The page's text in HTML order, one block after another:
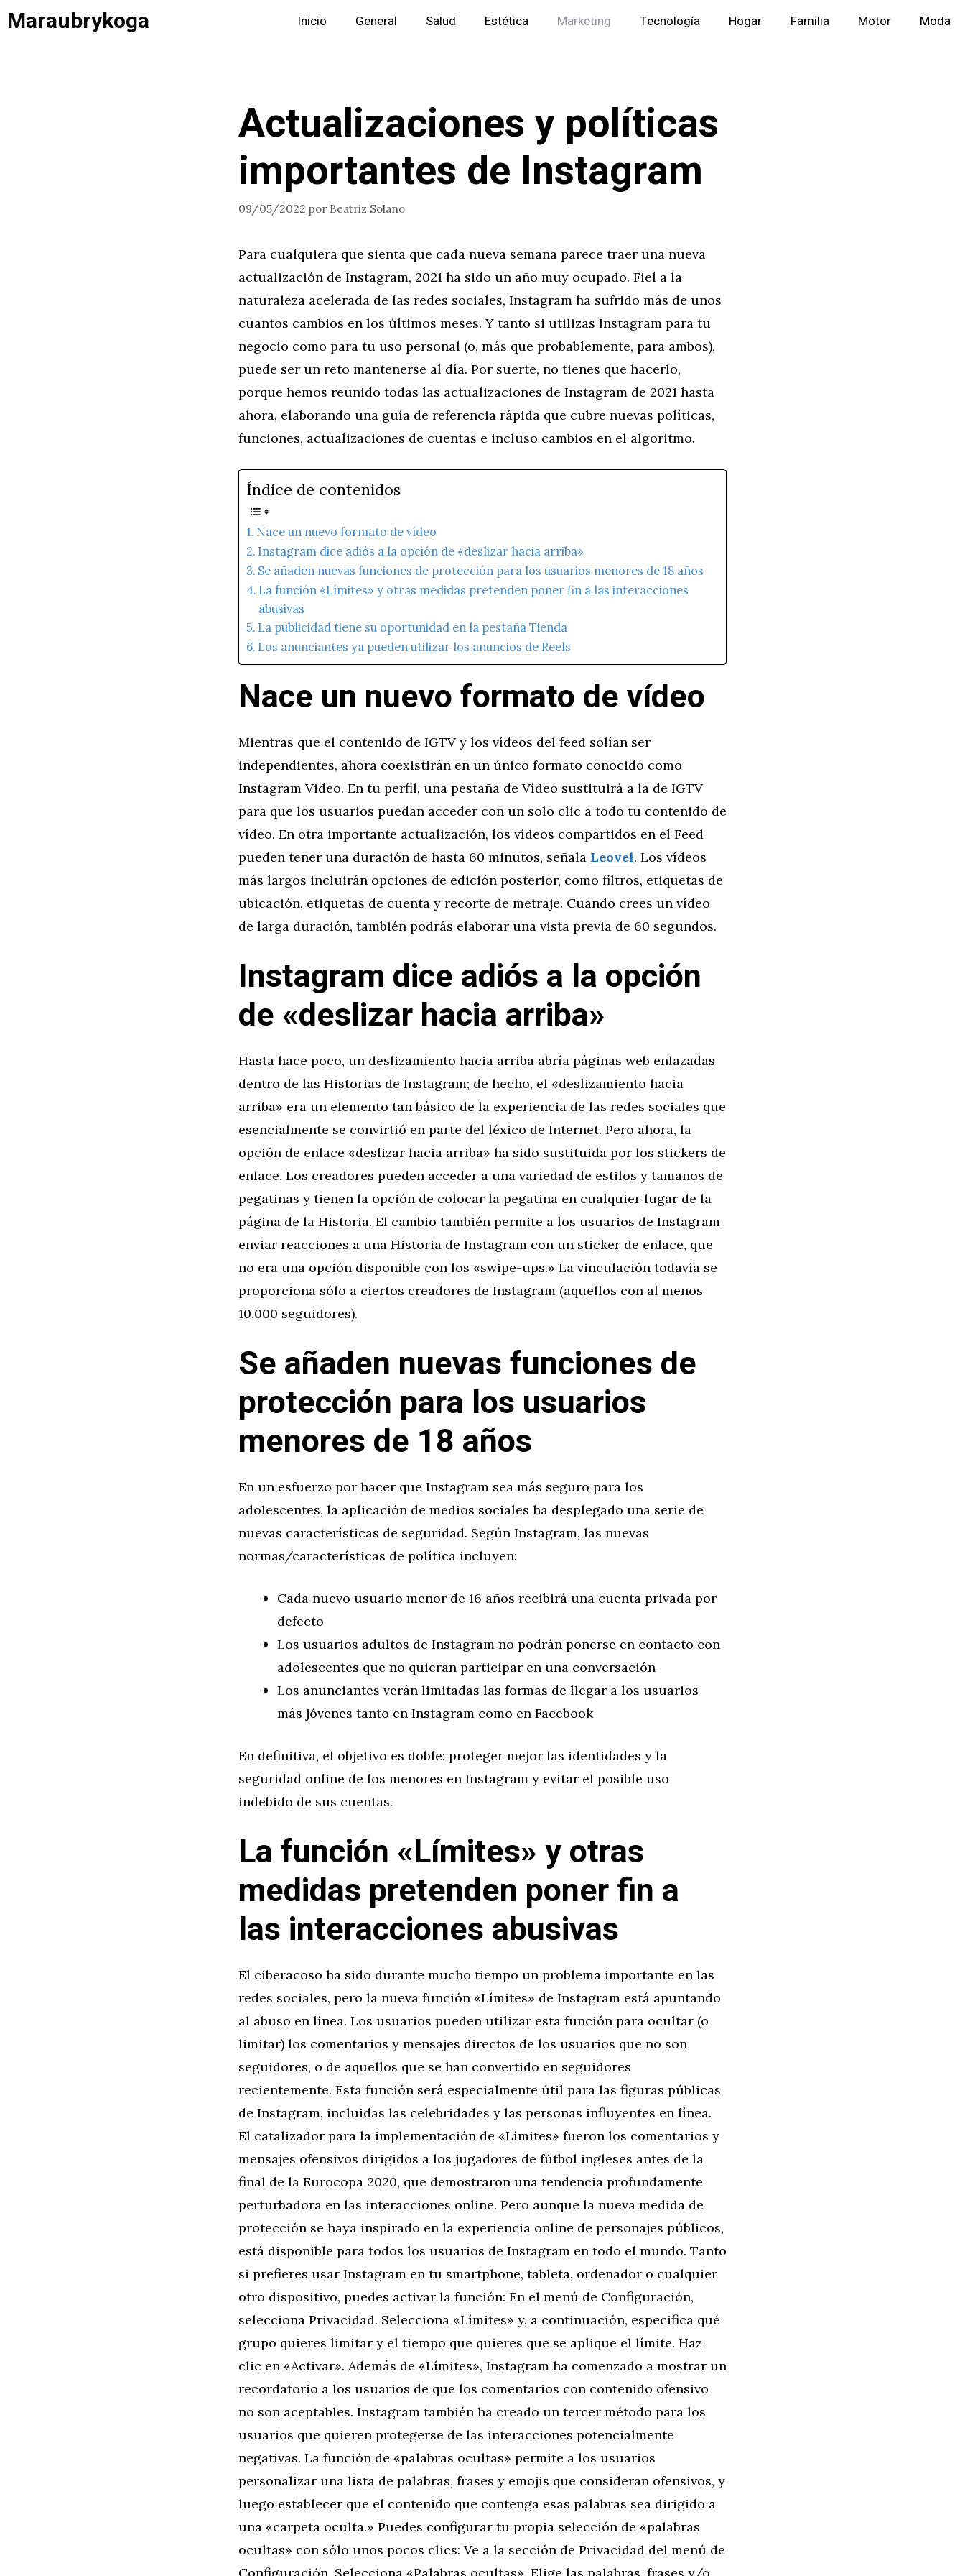
Saltar
alMaraubrykoga Inicio General Salud Estética Marketing Tecnología Hogar Familia Motor Moda
Actualizaciones y políticas
importantes de Instagram
09/05/2022 por Beatriz Solano
Para cualquiera que sienta que cada nueva semana parece traer una nueva
actualización de Instagram, 2021 ha sido un año muy ocupado. Fiel a la
naturaleza acelerada de las redes sociales, Instagram ha sufrido más de unos
cuantos cambios en los últimos meses. Y tanto si utilizas Instagram para tu
negocio como para tu uso personal (o, más que probablemente, para ambos),
puede ser un reto mantenerse al día. Por suerte, no tienes que hacerlo,
porque hemos reunido todas las actualizaciones de Instagram de 2021 hasta
ahora, elaborando una guía de referencia rápida que cubre nuevas políticas,
funciones, actualizaciones de cuentas e incluso cambios en el algoritmo.
Índice de contenidos
Nace un nuevo formato de vídeo
Instagram dice adiós a la opción de «deslizar hacia arriba»
Se añaden nuevas funciones de protección para los usuarios menores de 18 años
La función «Límites» y otras medidas pretenden poner fin a las interacciones
abusivas
La publicidad tiene su oportunidad en la pestaña Tienda
Los anunciantes ya pueden utilizar los anuncios de Reels
Nace un nuevo formato de vídeo
Mientras que el contenido de IGTV y los vídeos del feed solían ser
independientes, ahora coexistirán en un único formato conocido como
Instagram Video. En tu perfil, una pestaña de Vídeo sustituirá a la de IGTV
para que los usuarios puedan acceder con un solo clic a todo tu contenido de
vídeo. En otra importante actualización, los vídeos compartidos en el Feed
pueden tener una duración de hasta 60 minutos, señala Leovel. Los vídeos
más largos incluirán opciones de edición posterior, como filtros, etiquetas de
ubicación, etiquetas de cuenta y recorte de metraje. Cuando crees un vídeo
de larga duración, también podrás elaborar una vista previa de 60 segundos.
Instagram dice adiós a la opción
de «deslizar hacia arriba»
Hasta hace poco, un deslizamiento hacia arriba abría páginas web enlazadas
dentro de las Historias de Instagram; de hecho, el «deslizamiento hacia
arriba» era un elemento tan básico de la experiencia de las redes sociales que
esencialmente se convirtió en parte del léxico de Internet. Pero ahora, la
opción de enlace «deslizar hacia arriba» ha sido sustituida por los stickers de
enlace. Los creadores pueden acceder a una variedad de estilos y tamaños de
pegatinas y tienen la opción de colocar la pegatina en cualquier lugar de la
página de la Historia. El cambio también permite a los usuarios de Instagram
enviar reacciones a una Historia de Instagram con un sticker de enlace, que
no era una opción disponible con los «swipe-ups.» La vinculación todavía se
proporciona sólo a ciertos creadores de Instagram (aquellos con al menos
10.000 seguidores).
Se añaden nuevas funciones de
protección para los usuarios
menores de 18 años
En un esfuerzo por hacer que Instagram sea más seguro para los
adolescentes, la aplicación de medios sociales ha desplegado una serie de
nuevas características de seguridad. Según Instagram, las nuevas
normas/características de política incluyen:
Cada nuevo usuario menor de 16 años recibirá una cuenta privada por
defecto
Los usuarios adultos de Instagram no podrán ponerse en contacto con
adolescentes que no quieran participar en una conversación
Los anunciantes verán limitadas las formas de llegar a los usuarios
más jóvenes tanto en Instagram como en Facebook
En definitiva, el objetivo es doble: proteger mejor las identidades y la
seguridad online de los menores en Instagram y evitar el posible uso
indebido de sus cuentas.
La función «Límites» y otras
medidas pretenden poner fin a
las interacciones abusivas
El ciberacoso ha sido durante mucho tiempo un problema importante en las
redes sociales, pero la nueva función «Límites» de Instagram está apuntando
al abuso en línea. Los usuarios pueden utilizar esta función para ocultar (o
limitar) los comentarios y mensajes directos de los usuarios que no son
seguidores, o de aquellos que se han convertido en seguidores
recientemente. Esta función será especialmente útil para las figuras públicas
de Instagram, incluidas las celebridades y las personas influyentes en línea.
El catalizador para la implementación de «Límites» fueron los comentarios y
mensajes ofensivos dirigidos a los jugadores de fútbol ingleses antes de la
final de la Eurocopa 2020, que demostraron una tendencia profundamente
perturbadora en las interacciones online. Pero aunque la nueva medida de
protección se haya inspirado en la experiencia online de personajes públicos,
está disponible para todos los usuarios de Instagram en todo el mundo. Tanto
si prefieres usar Instagram en tu smartphone, tableta, ordenador o cualquier
otro dispositivo, puedes activar la función: En el menú de Configuración,
selecciona Privacidad. Selecciona «Límites» y, a continuación, especifica qué
grupo quieres limitar y el tiempo que quieres que se aplique el límite. Haz
clic en «Activar». Además de «Límites», Instagram ha comenzado a mostrar un
recordatorio a los usuarios de que los comentarios con contenido ofensivo
no son aceptables. Instagram también ha creado un tercer método para los
usuarios que quieren protegerse de las interacciones potencialmente
negativas. La función de «palabras ocultas» permite a los usuarios
personalizar una lista de palabras, frases y emojis que consideran ofensivos, y
luego establecer que el contenido que contenga esas palabras sea dirigido a
una «carpeta oculta.» Puedes configurar tu propia selección de «palabras
ocultas» con sólo unos pocos clics: Ve a la sección de Privacidad del menú de
Configuración. Selecciona «Palabras ocultas». Elige las palabras, frases y/o